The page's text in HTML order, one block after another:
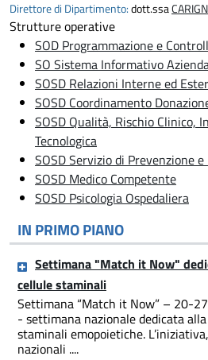
Direttore di Dipartimento: dott.ssa
Strutture operative
SOD Programmazione e
SO Sistema Informativo
SOSD Relazioni Interne ed
SOSD Coordinamento
SOSD Qualità, Rischio Clinico,
Tecnologica
SOSD Servizio di Prevenzione
SOSD Medico Competente
SOSD Psicologia Ospedaliera
IN PRIMO PIANO
Settimana "Match it Now"
cellule staminali
Settimana “Match it Now” – 20-
- settimana nazionale dedicata
staminali emopoietiche.
nazionali ....